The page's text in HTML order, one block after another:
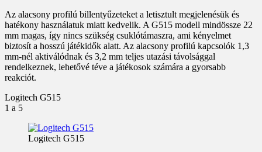
Az alacsony profilú billentyűzeteket a letisztult megjelenésük és
hatékony használatuk miatt kedvelik. A G515 modell mindössze 22
mm magas, így nincs szükség csuklótámaszra, ami kényelmet
biztosít a hosszú játékidők alatt. Az alacsony profilú kapcsolók 1,3
mm-nél aktiválódnak és 3,2 mm teljes utazási távolsággal
rendelkeznek, lehetővé téve a játékosok számára a gyorsabb
reakciót.
Logitech G515
1 a 5
Logitech G515